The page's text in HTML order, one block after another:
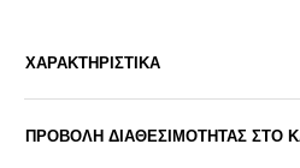
ΧΑΡΑΚΤΗΡΙΣΤΙΚΑ
ΠΡΟΒΟΛΗ ΔΙΑΘΕΣΙΜΟΤΗΤΑΣ ΣΤΟ